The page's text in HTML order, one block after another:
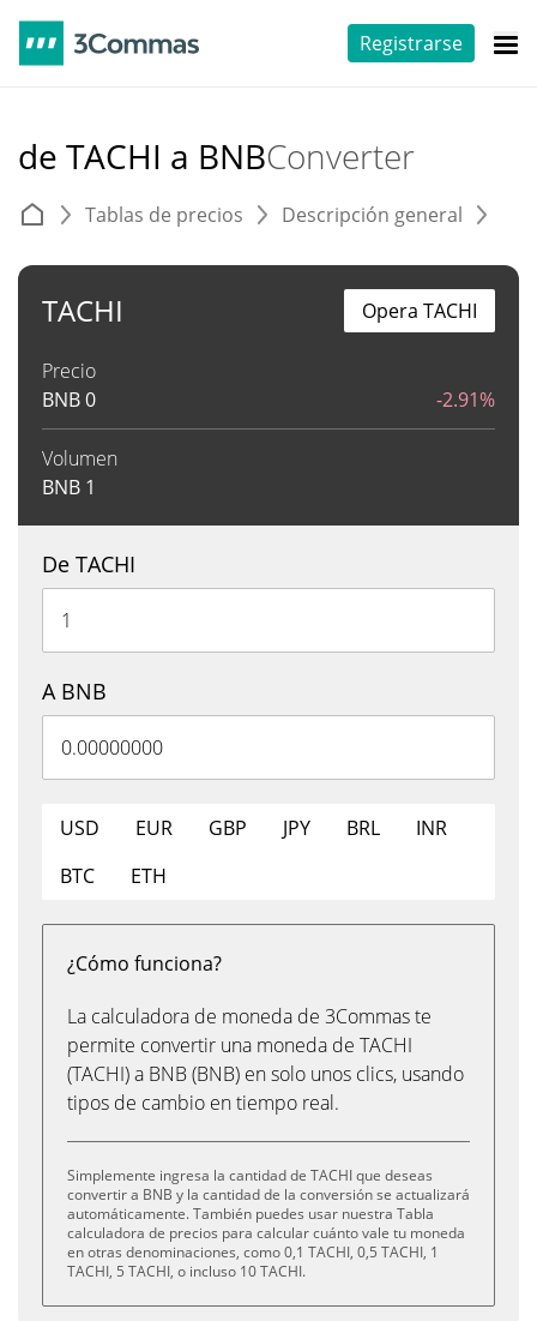
Registrarse
de TACHI a BNBConverter
Tablas de precios Descripción general
TACHI
Precio
BNB0 -2.91%
Volumen
BNB 1
Opera TACHI
De TACHI
A BNB
USD EUR GBP JPY BRL
INR
BTC
ETH
¿Cómo funciona?
La calculadora de moneda de 3Commas te
permite convertir una moneda de TACHI
(TACHI) a BNB (BNB) en solo unos clics, usando
tipos de cambio en tiempo real.
Simplemente ingresa la cantidad de TACHI que deseas
convertir a BNB y la cantidad de la conversión se actualizará
automáticamente. También puedes usar nuestra Tabla
calculadora de precios para calcular cuánto vale tu moneda
en otras denominaciones, como 0,1 TACHI, 0,5 TACHI, 1
TACHI, 5 TACHI, o incluso 10 TACHI.